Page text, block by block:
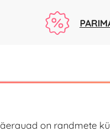
on randmete